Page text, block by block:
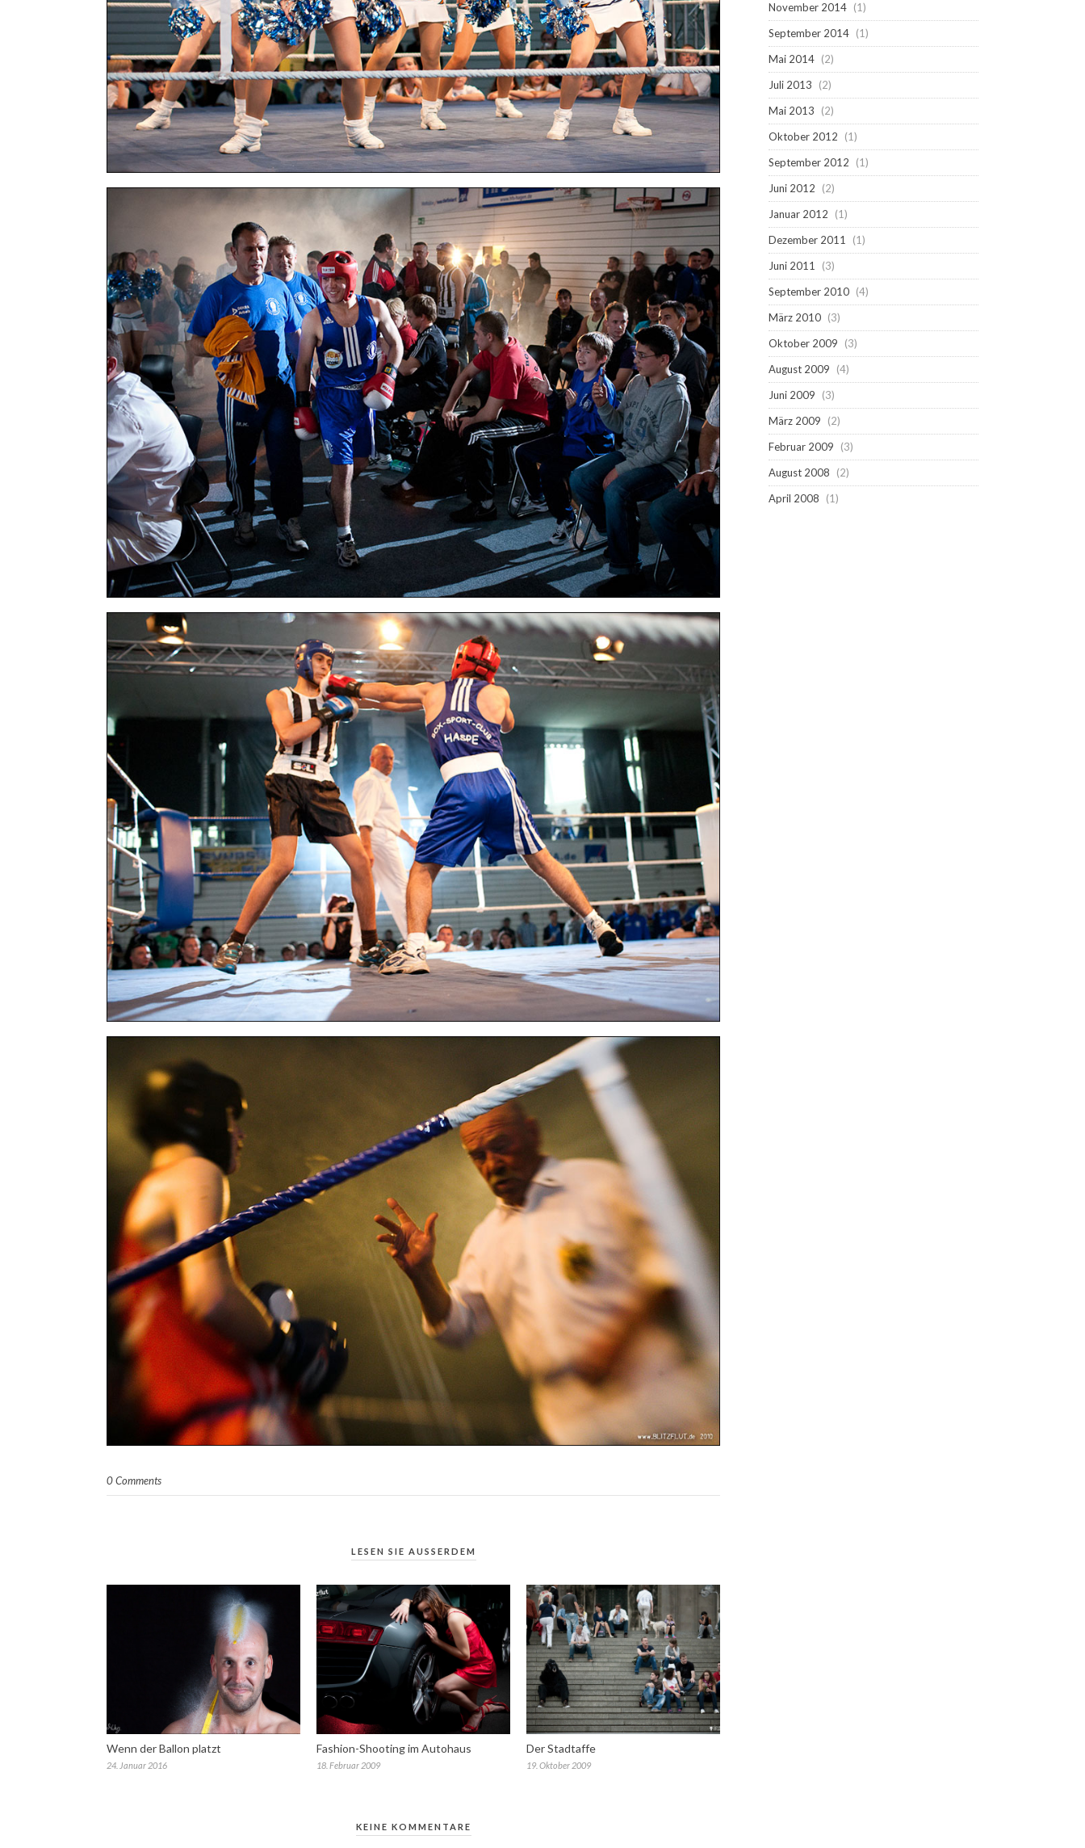
0 Comments
LESEN SIE AUSSERDEM
Wenn der Ballon platzt
24. Januar 2016
Fashion-Shooting im Autohaus
18. Februar 2009
Der Stadtaffe
19. Oktober 2009
KEINE KOMMENTARE
November 2014 (1)
September 2014 (1)
Mai 2014 (2)
Juli 2013
(2)
Mai 2013
(2)
Oktober 2012
(1)
September 2012
(1)
Juni 2012
(2)
Januar 2012
(1)
Dezember 2011
(1)
Juni 2011
(3)
September 2010 (4)
März 2010 (3)
Oktober 2009
(3)
August 2009
(4)
Juni 2009
(3)
März 2009
(2)
Februar 2009
(3)
August 2008
(2)
April 2008
(1)